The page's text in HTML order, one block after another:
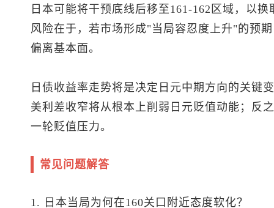
日本可能将干预底线后移至161-162区域，以
风险在于，若市场形成"当局容忍度上升"的预
偏离基本面。
日债收益率走势将是决定日元中期方向的关键
美利差收窄将从根本上削弱日元贬值动能；反
一轮贬值压力。
常见问题解答
1. 日本当局为何在160关口附近态度软化？